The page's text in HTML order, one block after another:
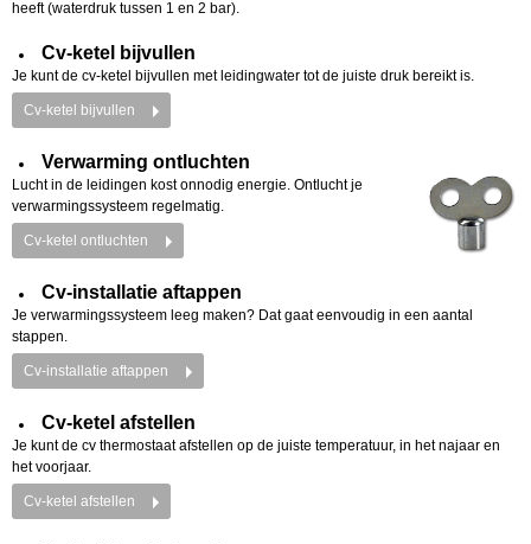
heeft (waterdruk tussen 1 en 2 bar).
Cv-ketel bijvullen
Je kunt de cv-ketel bijvullen met leidingwater tot de juiste druk bereikt is.
Cv-ketel bijvullen
Verwarming ontluchten
Lucht in de leidingen kost onnodig energie. Ontlucht je
verwarmingssysteem regelmatig.
Cv-ketel ontluchten
Cv-installatie aftappen
Je verwarmingssysteem leeg maken? Dat gaat eenvoudig in een aantal
stappen.
Cv-installatie aftappen
Cv-ketel afstellen
Je kunt de cv thermostaat afstellen op de juiste temperatuur, in het najaar en
het voorjaar.
Cv-ketel afstellen